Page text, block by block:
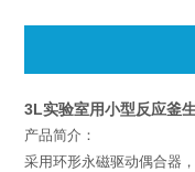
3L实验室用小型反应釜
产品简介：
采用环形永磁驱动偶合器